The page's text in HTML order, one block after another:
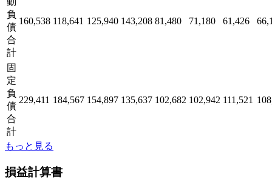
負
債
合
計
160,538 118,641 125,940 143,208 81,480 71,180 61,426
固
定
負
債
合
計
229,411 184,567 154,897 135,637 102,682 102,942 111,521
もっと見る
損益計算書